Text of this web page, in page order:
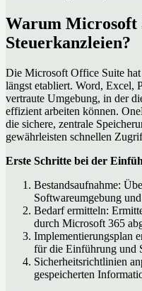
Warum Microsoft
Steuerkanzleien?
Die Microsoft Office Suite hat
längst etabliert. Word, Excel,
vertraute Umgebung, in der
effizient arbeiten können.
die sichere, zentrale
gewährleisten schnellen
Erste Schritte bei der
Bestandsaufnahme:
Softwareumgebung
Bedarf ermitteln:
durch Microsoft 365
Implementierungsplan
für die Einführung und
Sicherheitsrichtlinien
gespeicherten